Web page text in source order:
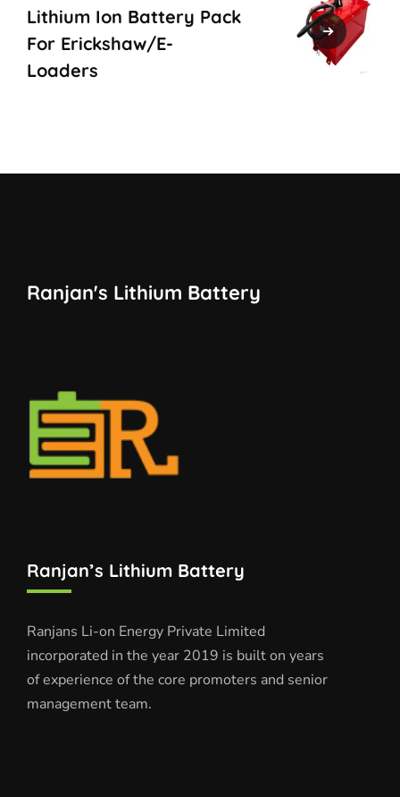
Lithium Ion Battery Pack
For Erickshaw/E-
Loaders
Ranjan's Lithium Battery
Ranjan’s Lithium Battery
Ranjans Li-on Energy Private Limited
incorporated in the year 2019 is built on years
of experience of the core promoters and senior
management team.